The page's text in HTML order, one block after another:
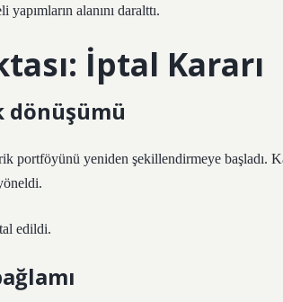
alanını daralttı.
İptal Kararı
dönüşümü
portföyünü yeniden şekillendirmeye başladı.
edildi.